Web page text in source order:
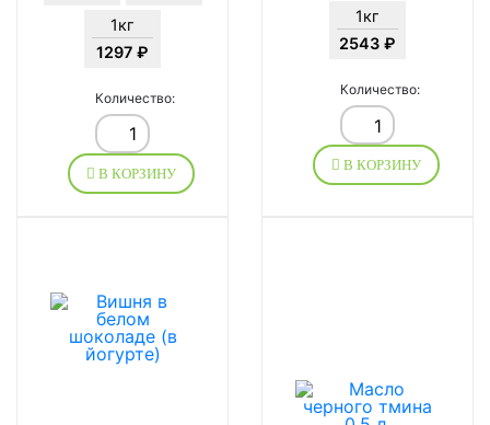
1кг
1297 ₽
Количество:
В КОРЗИНУ
1кг
2543 ₽
Количество:
В КОРЗИНУ